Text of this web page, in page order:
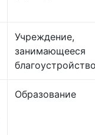
Учреждение,
занимающееся
Образование